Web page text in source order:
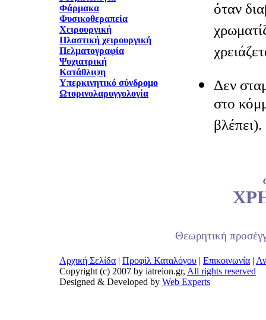
Φάρμακα
Φυσικοθεραπεία
Χειρουργική
Πλαστική χειρουργική
Πελματογραφία
Ψυχιατρική
Κατάθλιψη
Υπερκινητικό σύνδρομο
Ωτορινολαρυγγολογία
όταν
Δεν
στο
βλέπει).
Θεωρητική
Αρχική Σελίδα | Προφίλ Καταλόγου | Επικοινωνία |
Copyright (c) 2007 by iatreion.gr, All rights reserved
Designed & Developed by Web Experts